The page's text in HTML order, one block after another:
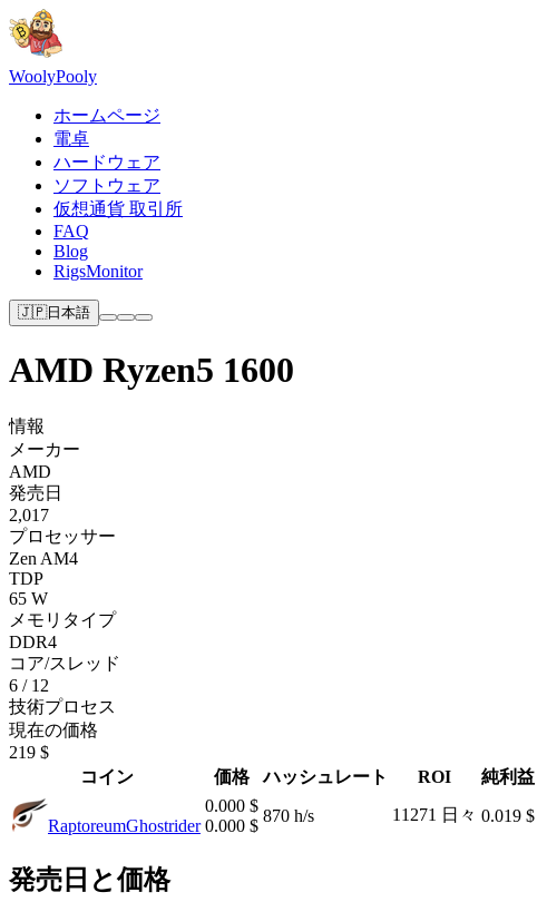
WoolyPooly
ホームページ
電卓
ハードウェア
ソフトウェア
仮想通貨 取引所
FAQ
Blog
RigsMonitor
🇯🇵日本語
AMD Ryzen5 1600
情報
メーカー
AMD
発売日
2,017
プロセッサー
Zen AM4
TDP
65 W
メモリタイプ
DDR4
コア/スレッド
6 / 12
技術プロセス
現在の価格
219 $
コイン
価格 ハッシュレート ROI 純利益
RaptoreumGhostrider
0.000 $
0.000 $
870 h/s 11271 日々 0.019 $
発売日と価格